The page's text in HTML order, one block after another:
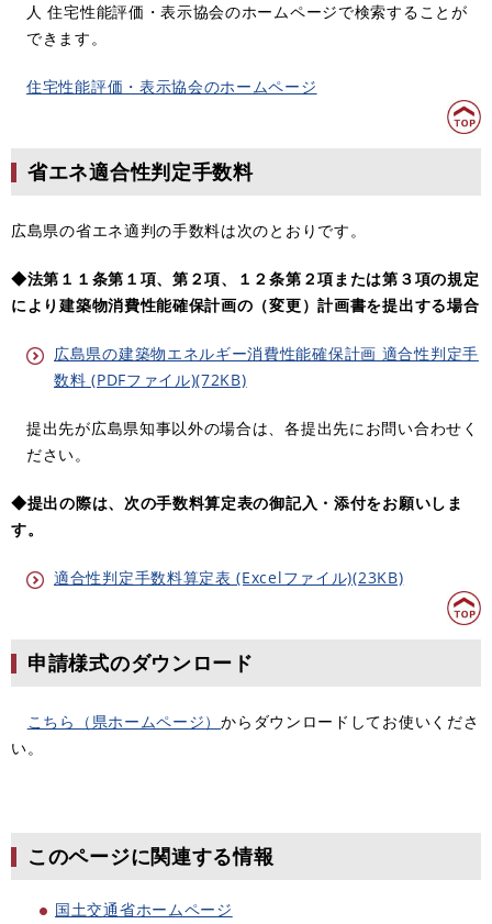
人 住宅性能評価・表示協会のホームページで検索することが
できます。
住宅性能評価・表示協会のホームページ
省エネ適合性判定手数料
広島県の省エネ適判の手数料は次のとおりです。
◆法第１１条第１項、第２項、１２条第２項または第３項の規定
により建築物消費性能確保計画の（変更）計画書を提出する場合
広島県の建築物エネルギー消費性能確保計画 適合性判定手
数料 (PDFファイル)(72KB)
提出先が広島県知事以外の場合は、各提出先にお問い合わせく
ださい。
◆提出の際は、次の手数料算定表の御記入・添付をお願いしま
す。
適合性判定手数料算定表 (Excelファイル)(23KB)
申請様式のダウンロード
こちら（県ホームページ）からダウンロードしてお使いくださ
い。
このページに関連する情報
国土交通省ホームページ